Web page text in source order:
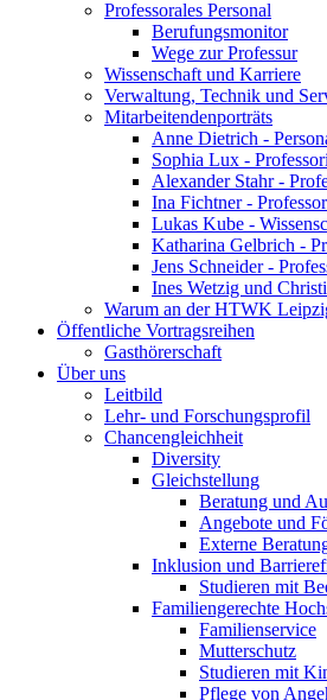
Professorales Personal
Berufungsmonitor
Wege zur Professur
Wissenschaft und Karriere
Verwaltung, Technik und
Mitarbeitendenporträts
Anne Dietrich -
Sophia Lux -
Alexander Stahr -
Ina Fichtner -
Lukas Kube -
Katharina Gelbrich -
Jens Schneider -
Ines Wetzig und
Warum an der HTWK
Öffentliche Vortragsreihen
Gasthörerschaft
Über uns
Leitbild
Lehr- und Forschungsprofil
Chancengleichheit
Diversity
Gleichstellung
Beratung und
Angebote und
Externe
Inklusion und
Studieren mit
Familiengerechte
Familienservice
Mutterschutz
Studieren mit
Pflege von